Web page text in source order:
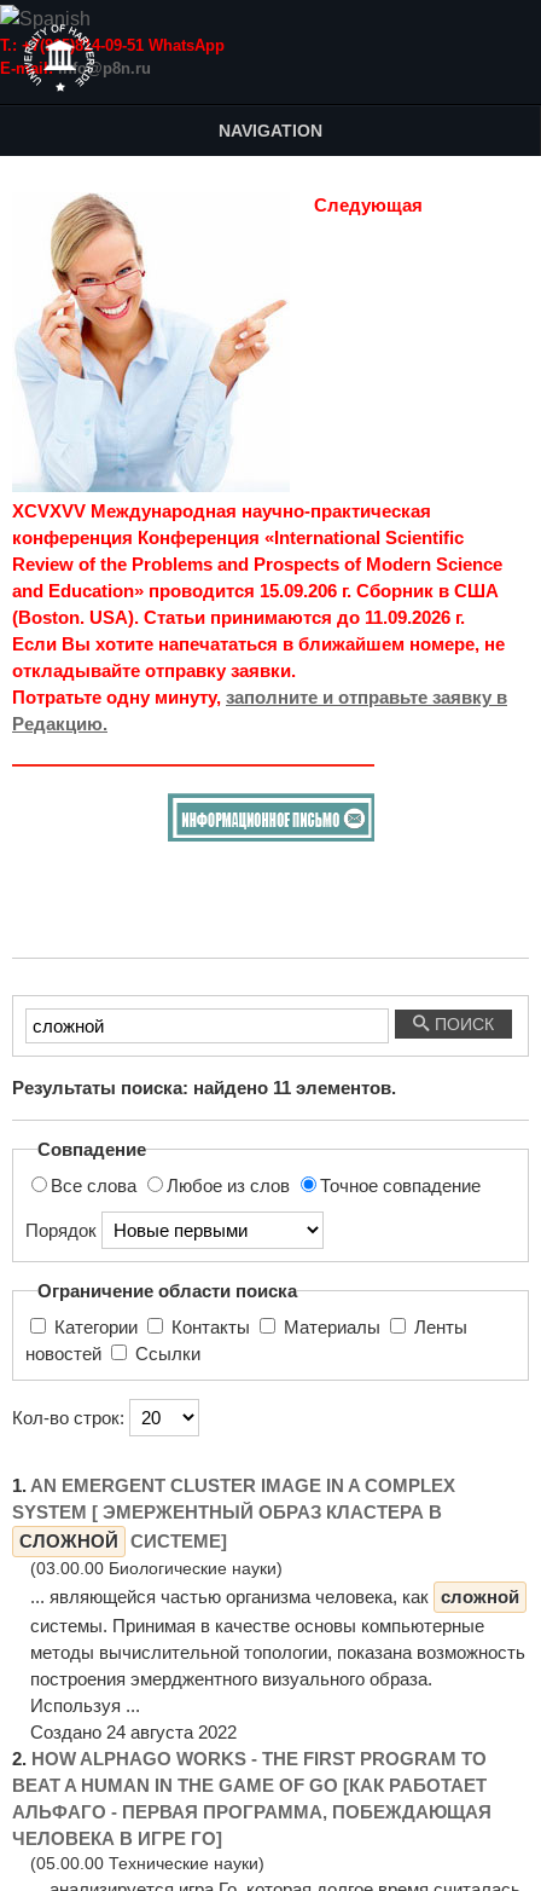
Т.: +7(915)814-09-51 WhatsApp
E-mail:info@p8n.ru
NAVIGATION
Следующая
XCVXVV Международная научно-практическая
конференция Конференция «International Scientific
Review of the Problems and Prospects of Modern Science
and Education» проводится 15.09.206 г. Сборник в США
(Boston. USA). Статьи принимаются до 11.09.2026 г.
Если Вы хотите напечататься в ближайшем номере, не
откладывайте отправку заявки.
Потратьте одну минуту, заполните и отправьте заявку в
Редакцию.
Введите
текст
поиска...
ПОИСК
Результаты поиска: найдено 11 элементов.
Совпадение
Все слова
Любое из слов Точное совпадение
Порядок
Ограничение области поиска
Категории
Контакты Материалы
новостей
Ссылки
Кол-во строк:
1. AN EMERGENT CLUSTER IMAGE IN A COMPLEX
SYSTEM [ ЭМЕРЖЕНТНЫЙ ОБРАЗ КЛАСТЕРА В
СЛОЖНОЙ
СИСТЕМЕ]
(03.00.00 Биологические науки)
... являющейся частью организма человека, как сложной
системы. Принимая в качестве основы компьютерные
методы вычислительной топологии, показана возможность
построения эмерджентного визуального образа.
Используя ...
Создано 24 августа 2022
2. HOW ALPHAGO WORKS - THE FIRST PROGRAM TO
BEAT A HUMAN IN THE GAME OF GO [КАК РАБОТАЕТ
АЛЬФАГО - ПЕРВАЯ ПРОГРАММА, ПОБЕЖДАЮЩАЯ
ЧЕЛОВЕКА В ИГРЕ ГО]
(05.00.00 Технические науки)